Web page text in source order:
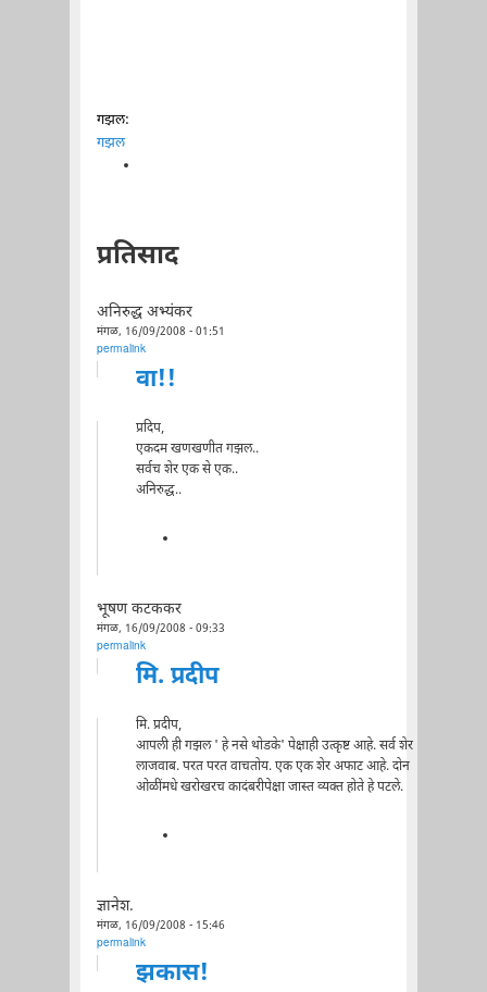
गझल:
गझल
प्रतिसाद
अनिरुद्ध अभ्यंकर
मंगळ, 16/09/2008 - 01:51
permalink
वा!!
प्रदिप,
एकदम खणखणीत गझल..
सर्वच शेर एक से एक..
अनिरुद्ध..
भूषण कटककर
मंगळ, 16/09/2008 - 09:33
permalink
मि. प्रदीप
मि. प्रदीप,
आपली ही गझल ' हे नसे थोडके' पेक्षाही उत्कृष्ट आहे. सर्व शेर
लाजवाब. परत परत वाचतोय. एक एक शेर अफाट आहे. दोन
ओळींमधे खरोखरच कादंबरीपेक्षा जास्त व्यक्त होते हे पटले.
ज्ञानेश.
मंगळ, 16/09/2008 - 15:46
permalink
झकास!